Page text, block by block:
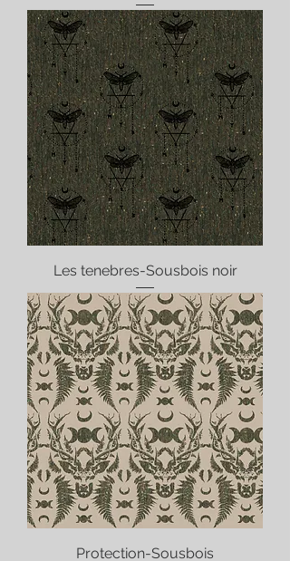
Les tenebres-Sousbois noir
Protection-Sousbois